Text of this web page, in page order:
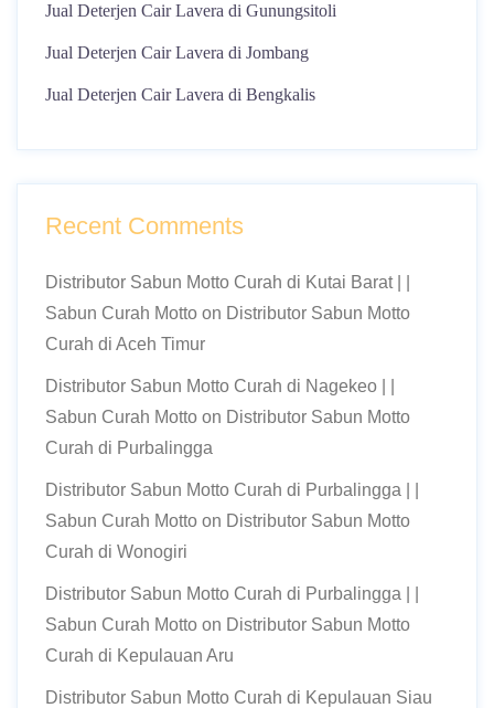
Jual Deterjen Cair Lavera di Gunungsitoli
Jual Deterjen Cair Lavera di Jombang
Jual Deterjen Cair Lavera di Bengkalis
Recent Comments
Distributor Sabun Motto Curah di Kutai Barat | |
Sabun Curah Motto on Distributor Sabun Motto
Curah di Aceh Timur
Distributor Sabun Motto Curah di Nagekeo | |
Sabun Curah Motto on Distributor Sabun Motto
Curah di Purbalingga
Distributor Sabun Motto Curah di Purbalingga | |
Sabun Curah Motto on Distributor Sabun Motto
Curah di Wonogiri
Distributor Sabun Motto Curah di Purbalingga | |
Sabun Curah Motto on Distributor Sabun Motto
Curah di Kepulauan Aru
Distributor Sabun Motto Curah di Kepulauan Siau